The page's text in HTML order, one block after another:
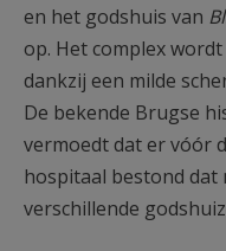
en het godshuis van
op. Het complex
dankzij een milde
De bekende Brugse
vermoedt dat er vóór
hospitaal bestond
verschillende